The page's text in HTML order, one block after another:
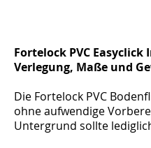
Fortelock PVC
Verlegung, Maße und
Die Fortelock PVC
ohne aufwendige
Untergrund sollte